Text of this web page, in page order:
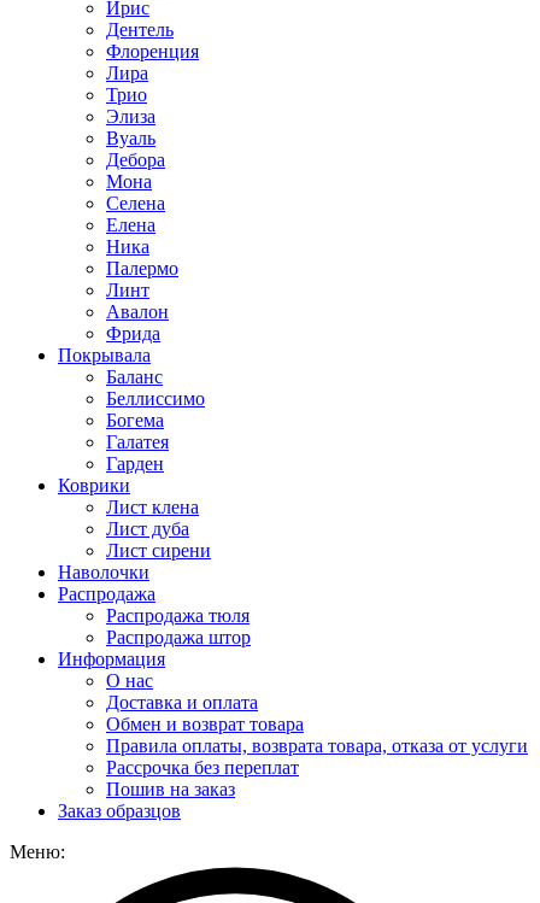
Ирис
Дентель
Флоренция
Лира
Трио
Элиза
Вуаль
Дебора
Мона
Селена
Елена
Ника
Палермо
Линт
Авалон
Фрида
Покрывала
Баланс
Беллиссимо
Богема
Галатея
Гарден
Коврики
Лист клена
Лист дуба
Лист сирени
Наволочки
Распродажа
Распродажа тюля
Распродажа штор
Информация
О нас
Доставка и оплата
Обмен и возврат товара
Правила оплаты, возврата товара, отказа от услуги
Рассрочка без переплат
Пошив на заказ
Заказ образцов
Меню: